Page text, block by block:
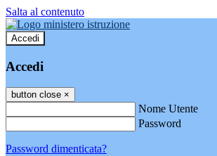
Salta al contenuto
Accedi
Accedi
button close ×
Nome Utente
Password
Password dimenticata?